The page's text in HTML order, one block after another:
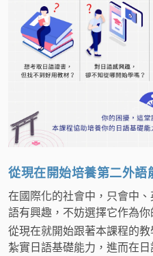
從現在開始培養第二外語
在國際化的社會中，只會中
語有興趣，不妨選擇它作為你
從現在就開始跟著本課程的
紮實日語基礎能力，進而在